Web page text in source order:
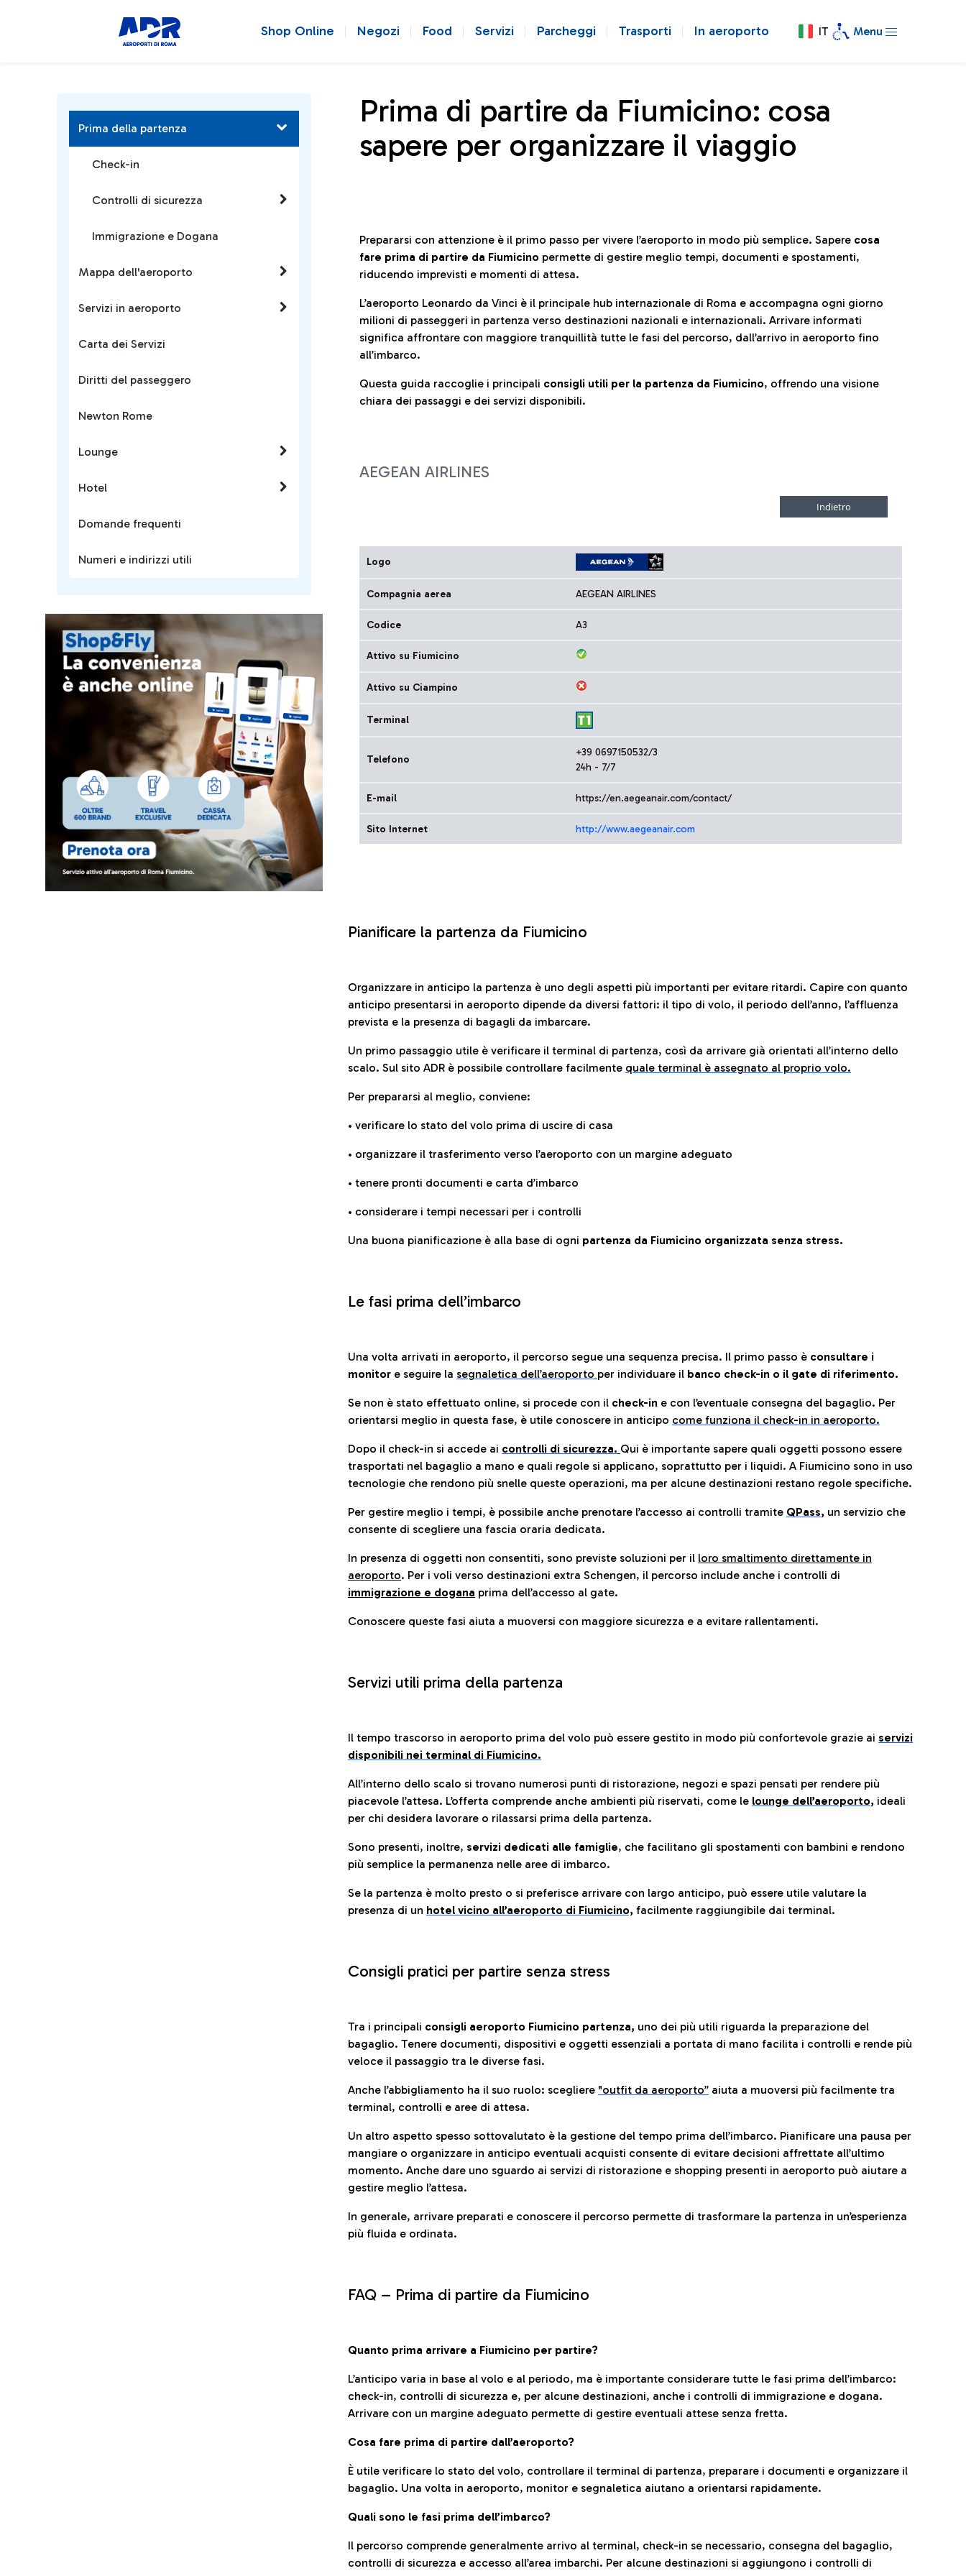
Shop Online Negozi Food Servizi Parcheggi Trasporti In aeroporto IT Menu
Prima di partire da Fiumicino: cosa
sapere per organizzare il viaggio
Prepararsi con attenzione è il primo passo per vivere l’aeroporto in modo più semplice. Sapere cosa
fare prima di partire da Fiumicino permette di gestire meglio tempi, documenti e spostamenti,
riducendo imprevisti e momenti di attesa.
L’aeroporto Leonardo da Vinci è il principale hub internazionale di Roma e accompagna ogni giorno
milioni di passeggeri in partenza verso destinazioni nazionali e internazionali. Arrivare informati
significa affrontare con maggiore tranquillità tutte le fasi del percorso, dall’arrivo in aeroporto fino
all’imbarco.
Questa guida raccoglie i principali consigli utili per la partenza da Fiumicino, offrendo una visione
chiara dei passaggi e dei servizi disponibili.
AEGEAN AIRLINES
Logo
Compagnia aerea AEGEAN AIRLINES
Codice A3
Attivo su Fiumicino
Attivo su Ciampino
Terminal
Telefono
+39 0697150532/3
24h - 7/7
E-mail https://en.aegeanair.com/contact/
Sito Internet http://www.aegeanair.com
Pianificare la partenza da Fiumicino
Organizzare in anticipo la partenza è uno degli aspetti più importanti per evitare ritardi. Capire con quanto
anticipo presentarsi in aeroporto dipende da diversi fattori: il tipo di volo, il periodo dell’anno, l’affluenza
prevista e la presenza di bagagli da imbarcare.
Un primo passaggio utile è verificare il terminal di partenza, così da arrivare già orientati all’interno dello
scalo. Sul sito ADR è possibile controllare facilmente quale terminal è assegnato al proprio volo.
Per prepararsi al meglio, conviene:
• verificare lo stato del volo prima di uscire di casa
• organizzare il trasferimento verso l’aeroporto con un margine adeguato
• tenere pronti documenti e carta d’imbarco
• considerare i tempi necessari per i controlli
Una buona pianificazione è alla base di ogni partenza da Fiumicino organizzata senza stress.
Le fasi prima dell’imbarco
Una volta arrivati in aeroporto, il percorso segue una sequenza precisa. Il primo passo è consultare i
monitor e seguire la segnaletica dell’aeroporto per individuare il banco check-in o il gate di riferimento.
Se non è stato effettuato online, si procede con il check-in e con l’eventuale consegna del bagaglio. Per
orientarsi meglio in questa fase, è utile conoscere in anticipo come funziona il check-in in aeroporto.
Dopo il check-in si accede ai controlli di sicurezza. Qui è importante sapere quali oggetti possono essere
trasportati nel bagaglio a mano e quali regole si applicano, soprattutto per i liquidi. A Fiumicino sono in uso
tecnologie che rendono più snelle queste operazioni, ma per alcune destinazioni restano regole specifiche.
Per gestire meglio i tempi, è possibile anche prenotare l’accesso ai controlli tramite QPass, un servizio che
consente di scegliere una fascia oraria dedicata.
In presenza di oggetti non consentiti, sono previste soluzioni per il loro smaltimento direttamente in
aeroporto. Per i voli verso destinazioni extra Schengen, il percorso include anche i controlli di
immigrazione e dogana prima dell’accesso al gate.
Conoscere queste fasi aiuta a muoversi con maggiore sicurezza e a evitare rallentamenti.
Servizi utili prima della partenza
Il tempo trascorso in aeroporto prima del volo può essere gestito in modo più confortevole grazie ai servizi
disponibili nei terminal di Fiumicino.
All’interno dello scalo si trovano numerosi punti di ristorazione, negozi e spazi pensati per rendere più
piacevole l’attesa. L’offerta comprende anche ambienti più riservati, come le lounge dell’aeroporto, ideali
per chi desidera lavorare o rilassarsi prima della partenza.
Sono presenti, inoltre, servizi dedicati alle famiglie, che facilitano gli spostamenti con bambini e rendono
più semplice la permanenza nelle aree di imbarco.
Se la partenza è molto presto o si preferisce arrivare con largo anticipo, può essere utile valutare la
presenza di un hotel vicino all’aeroporto di Fiumicino, facilmente raggiungibile dai terminal.
Consigli pratici per partire senza stress
Tra i principali consigli aeroporto Fiumicino partenza, uno dei più utili riguarda la preparazione del
bagaglio. Tenere documenti, dispositivi e oggetti essenziali a portata di mano facilita i controlli e rende più
veloce il passaggio tra le diverse fasi.
Anche l’abbigliamento ha il suo ruolo: scegliere "outfit da aeroporto” aiuta a muoversi più facilmente tra
terminal, controlli e aree di attesa.
Un altro aspetto spesso sottovalutato è la gestione del tempo prima dell’imbarco. Pianificare una pausa per
mangiare o organizzare in anticipo eventuali acquisti consente di evitare decisioni affrettate all’ultimo
momento. Anche dare uno sguardo ai servizi di ristorazione e shopping presenti in aeroporto può aiutare a
gestire meglio l’attesa.
In generale, arrivare preparati e conoscere il percorso permette di trasformare la partenza in un’esperienza
più fluida e ordinata.
FAQ – Prima di partire da Fiumicino
Quanto prima arrivare a Fiumicino per partire?
L’anticipo varia in base al volo e al periodo, ma è importante considerare tutte le fasi prima dell’imbarco:
check-in, controlli di sicurezza e, per alcune destinazioni, anche i controlli di immigrazione e dogana.
Arrivare con un margine adeguato permette di gestire eventuali attese senza fretta.
Cosa fare prima di partire dall’aeroporto?
È utile verificare lo stato del volo, controllare il terminal di partenza, preparare i documenti e organizzare il
bagaglio. Una volta in aeroporto, monitor e segnaletica aiutano a orientarsi rapidamente.
Quali sono le fasi prima dell’imbarco?
Il percorso comprende generalmente arrivo al terminal, check-in se necessario, consegna del bagaglio,
controlli di sicurezza e accesso all’area imbarchi. Per alcune destinazioni si aggiungono i controlli di
Prima della partenza
Check-in
Controlli di sicurezza
Immigrazione e Dogana
Mappa dell'aeroporto
Servizi in aeroporto
Carta dei Servizi
Diritti del passeggero
Newton Rome
Lounge
Hotel
Domande frequenti
Numeri e indirizzi utili